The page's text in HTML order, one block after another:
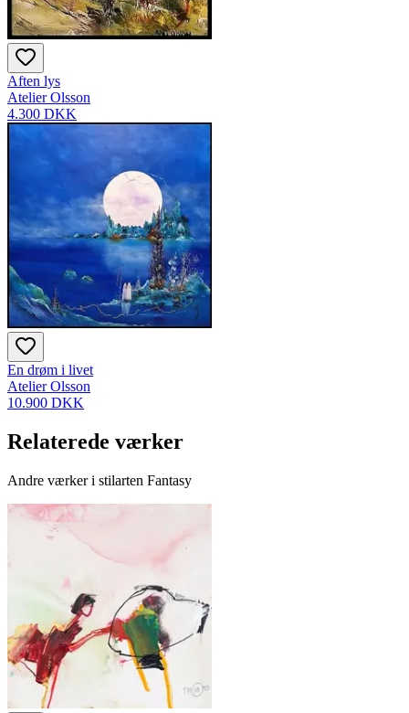
Aften lys
Atelier Olsson
4.300 DKK
En drøm i livet
Atelier Olsson
10.900 DKK
Relaterede værker
Andre værker i stilarten Fantasy